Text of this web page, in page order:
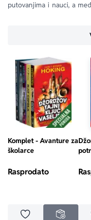
putovanjima i nauci, a
Komplet - Avanture za
školarce
Rasprodato